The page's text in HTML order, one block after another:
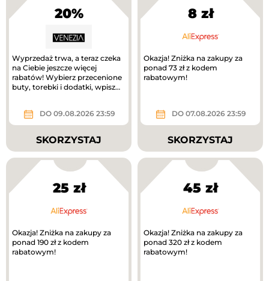
20%
Wyprzedaż trwa, a teraz czeka
na Ciebie jeszcze więcej
rabatów! Wybierz przecenione
buty, torebki i dodatki, wpisz
DO 09.08.2026 23:59
SKORZYSTAJ
8 zł
Okazja! Zniżka na zakupy za
ponad 73 zł z kodem
rabatowym!
DO 07.08.2026 23:59
SKORZYSTAJ
25 zł
Okazja! Zniżka na zakupy za
ponad 190 zł z kodem
rabatowym!
45 zł
Okazja! Zniżka na zakupy za
ponad 320 zł z kodem
rabatowym!